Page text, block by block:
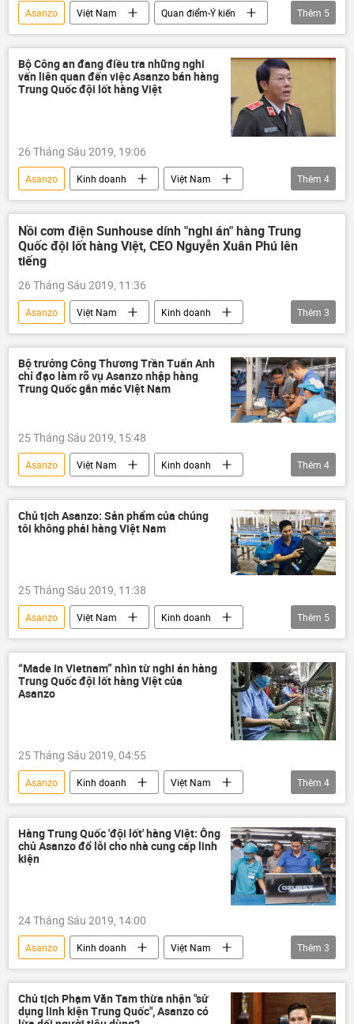
Asanzo Việt Nam
Quan điểm-Ý kiến
Kinh doanh
hàng hóa
linh kiện
Trung Quốc
made in vietnam
Thêm 5
Bộ Công an đang điều tra những nghi
vấn liên quan đến việc Asanzo bán hàng
Trung Quốc đội lốt hàng Việt
26 Tháng Sáu 2019, 19:06
Asanzo Kinh doanh
Việt Nam
Bộ Công Thương
Bộ Công an Việt Nam
made in vietnam
hàng hóa
Thêm 4
Nồi cơm điện Sunhouse dính "nghi án" hàng Trung
Quốc đội lốt hàng Việt, CEO Nguyễn Xuân Phú lên
tiếng
26 Tháng Sáu 2019, 11:36
Asanzo Việt Nam
Kinh doanh
Nguyễn Xuân Phú
Sunhouse
made in vietnam
Thêm 3
Bộ trưởng Công Thương Trần Tuấn Anh
chỉ đạo làm rõ vụ Asanzo nhập hàng
Trung Quốc gắn mác Việt Nam
25 Tháng Sáu 2019, 15:48
Asanzo Việt Nam
Kinh doanh
hàng giả
Trung Quốc
linh kiện
Trần Tuấn Anh
Thêm 4
Chủ tịch Asanzo: Sản phẩm của chúng
tôi không phải hàng Việt Nam
25 Tháng Sáu 2019, 11:38
Asanzo Việt Nam
Kinh doanh
hàng hóa
linh kiện
Trung Quốc
hàng giả
made in vietnam
Thêm 5
“Made in Vietnam” nhìn từ nghi án hàng
Trung Quốc đội lốt hàng Việt của
Asanzo
25 Tháng Sáu 2019, 04:55
Asanzo Kinh doanh
Việt Nam
hàng hóa
Trung Quốc
made in vietnam
linh kiện
Thêm 4
Hàng Trung Quốc 'đội lốt' hàng Việt: Ông
chủ Asanzo đổ lỗi cho nhà cung cấp linh
kiện
24 Tháng Sáu 2019, 14:00
Asanzo Kinh doanh
Việt Nam
hàng hóa
Trung Quốc hàng giả
Thêm 3
Chủ tịch Phạm Văn Tam thừa nhận "sử
dụng linh kiện Trung Quốc", Asanzo có